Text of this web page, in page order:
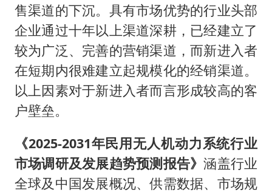
售渠道的下沉。具有市场优势的行业头部
企业通过十年以上渠道深耕，已经建立了
较为广泛、完善的营销渠道，而新进入者
在短期内很难建立起规模化的经销渠道。
以上因素对于新进入者而言形成较高的客
户壁垒。
《2025-2031年民用无人机动力系统行业
市场调研及发展趋势预测报告》涵盖行业
全球及中国发展概况、供需数据、市场规